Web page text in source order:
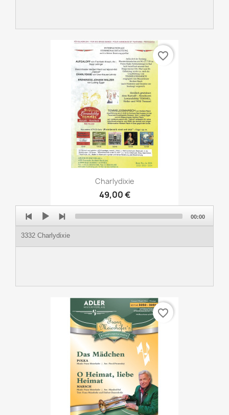
Charlydixie
49,00 €
favorite_border
Player
3332 Charlydixie
00:00
favorite_border